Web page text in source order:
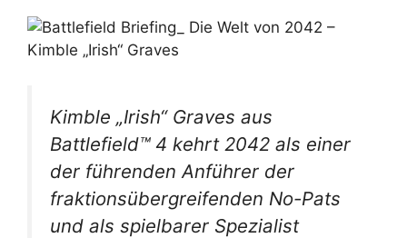
Kimble „Irish“ Graves aus
Battlefield™ 4 kehrt 2042 als einer
der führenden Anführer der
fraktionsübergreifenden No-Pats
und als spielbarer Spezialist